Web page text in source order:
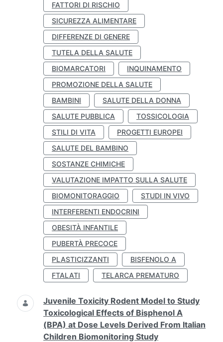
FATTORI DI RISCHIO
SICUREZZA ALIMENTARE
DIFFERENZE DI GENERE
TUTELA DELLA SALUTE
BIOMARCATORI
INQUINAMENTO
PROMOZIONE DELLA SALUTE
BAMBINI
SALUTE DELLA DONNA
SALUTE PUBBLICA
TOSSICOLOGIA
STILI DI VITA
PROGETTI EUROPEI
SALUTE DEL BAMBINO
SOSTANZE CHIMICHE
VALUTAZIONE IMPATTO SULLA SALUTE
BIOMONITORAGGIO
STUDI IN VIVO
INTERFERENTI ENDOCRINI
OBESITÀ INFANTILE
PUBERTÀ PRECOCE
PLASTICIZZANTI
BISFENOLO A
FTALATI
TELARCA PREMATURO
Juvenile Toxicity Rodent Model to Study
Toxicological Effects of Bisphenol A
(BPA) at Dose Levels Derived From Italian
Children Biomonitoring Study